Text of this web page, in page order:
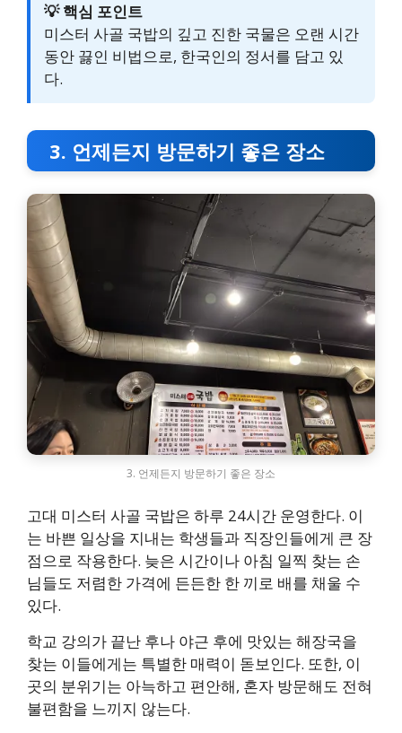
💡 핵심 포인트
미스터 사골 국밥의 깊고 진한 국물은 오랜 시간
동안 끓인 비법으로, 한국인의 정서를 담고 있
다.
3. 언제든지 방문하기 좋은 장소
3. 언제든지 방문하기 좋은 장소
고대 미스터 사골 국밥은 하루 24시간 운영한다. 이
는 바쁜 일상을 지내는 학생들과 직장인들에게 큰 장
점으로 작용한다. 늦은 시간이나 아침 일찍 찾는 손
님들도 저렴한 가격에 든든한 한 끼로 배를 채울 수
있다.
학교 강의가 끝난 후나 야근 후에 맛있는 해장국을
찾는 이들에게는 특별한 매력이 돋보인다. 또한, 이
곳의 분위기는 아늑하고 편안해, 혼자 방문해도 전혀
불편함을 느끼지 않는다.